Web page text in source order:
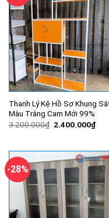
Thanh Lý Kệ Hồ Sơ Khung
Màu Trắng Cam Mới 99%
3.200.000₫ Giá
2.400.000₫Giá
hiện
-28%